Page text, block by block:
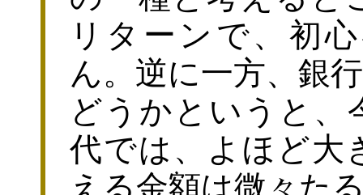
リターンで、初
ん。逆に一方、銀
どうかというと、
代では、よほど大
える金額は微々た